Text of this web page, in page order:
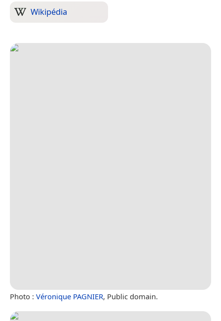
Wikipédia
Photo : Véronique PAGNIER, Public domain.